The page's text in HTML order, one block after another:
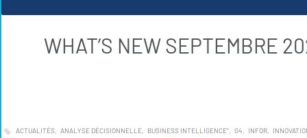
WHAT’S NEW SEPTEMBRE
ACTUALITÉS ANALYSE DÉCISIONNELLE BUSINESS INTELLIGENCE" G4 INFOR